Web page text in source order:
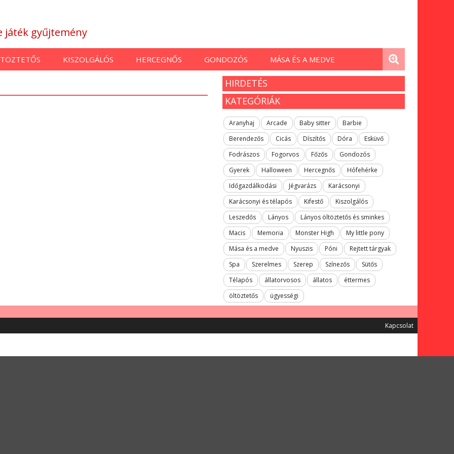
játék gyűjtemény
KISZOLGÁLÓS HERCEGNŐS GONDOZÓS MÁSA ÉS A MEDVE
HIRDETÉS
KATEGÓRIÁK
Aranyhaj Arcade Baby sitter
Barbie
Berendezős
Cicás Díszítős Dóra
Esküvő
Fodrászos
Fogorvos Főzős
Gondozós
Gyerek
Halloween Hercegnős
Hófehérke
Időgazdálkodási
Jégvarázs
Karácsonyi
Karácsonyi és télapós
Kifestő
Kiszolgálós
Leszedős
Lányos
Lányos öltöztetős és sminkes
Macis
Memoria Monster High
My little pony
Mása és a medve
Nyuszis Póni
Rejtett tárgyak
Spa
Szerelmes Szerep Színezős
Sütős
Télapós
állatorvosos állatos
éttermes
öltöztetős
ügyességi
Kapcsolat